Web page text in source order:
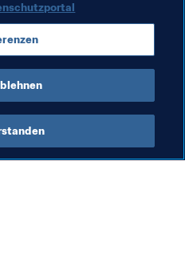
sind mit Beweisfotos
übermitteln. Die Gewinner
am 24. April